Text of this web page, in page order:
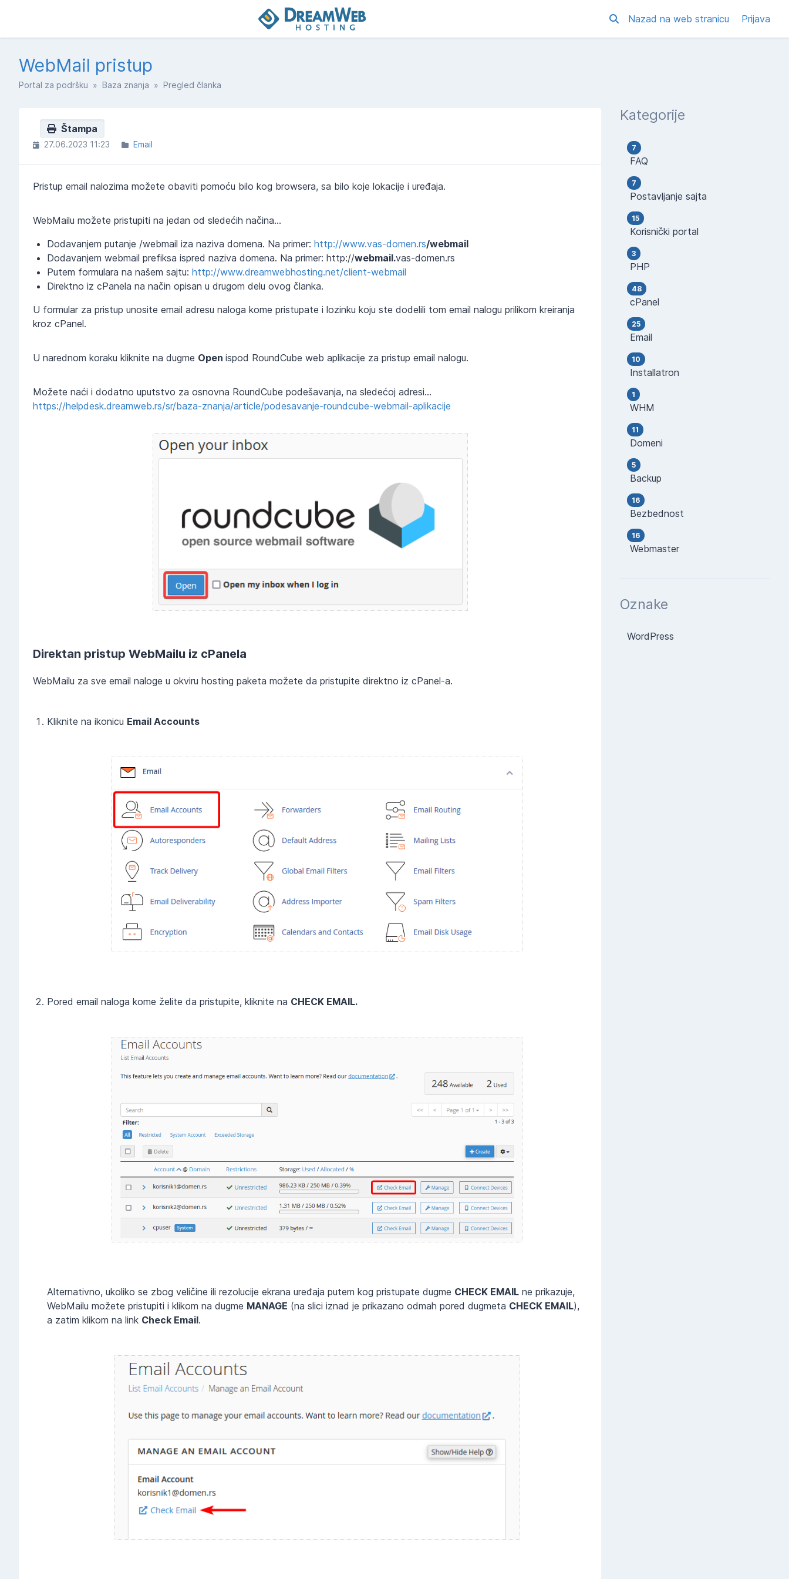
Nazad na web stranicu Prijava
WebMail pristup
Portal za podršku » Baza znanja » Pregled članka
Štampa
27.06.2023 11:23 Email
Pristup email nalozima možete obaviti pomoću bilo kog browsera, sa bilo koje lokacije i uređaja.
WebMailu možete pristupiti na jedan od sledećih načina...
Dodavanjem putanje /webmail iza naziva domena. Na primer: http://www.vas-domen.rs/webmail
Dodavanjem webmail prefiksa ispred naziva domena. Na primer: http://webmail.vas-domen.rs
Putem formulara na našem sajtu: http://www.dreamwebhosting.net/client-webmail
Direktno iz cPanela na način opisan u drugom delu ovog članka.
U formular za pristup unosite email adresu naloga kome pristupate i lozinku koju ste dodelili tom email nalogu prilikom kreiranja
kroz cPanel.
U narednom koraku kliknite na dugme Open ispod RoundCube web aplikacije za pristup email nalogu.
Možete naći i dodatno uputstvo za osnovna RoundCube podešavanja, na sledećoj adresi...
https://helpdesk.dreamweb.rs/sr/baza-znanja/article/podesavanje-roundcube-webmail-aplikacije
Direktan pristup WebMailu iz cPanela
WebMailu za sve email naloge u okviru hosting paketa možete da pristupite direktno iz cPanel-a.
Kliknite na ikonicu Email Accounts
Pored email naloga kome želite da pristupite, kliknite na CHECK EMAIL.
Alternativno, ukoliko se zbog veličine ili rezolucije ekrana uređaja putem kog pristupate dugme CHECK EMAIL ne prikazuje,
WebMailu možete pristupiti i klikom na dugme MANAGE (na slici iznad je prikazano odmah pored dugmeta CHECK EMAIL),
a zatim klikom na link Check Email.
Kategorije
7
FAQ
7
Postavljanje sajta
15
Korisnički portal
3
PHP
48
cPanel
25
Email
10
Installatron
1
WHM
11
Domeni
5
Backup
16
Bezbednost
16
Webmaster
Oznake
WordPress